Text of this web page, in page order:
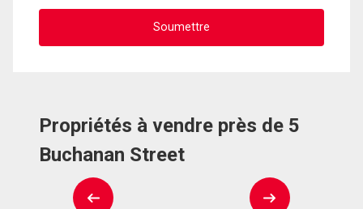
Propriétés à vendre près de 5
Buchanan Street